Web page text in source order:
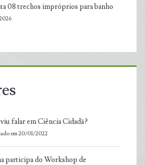
08 trechos impróprios para banho
falar em Ciência Cidadã?
em 20/01/2022
participa do Workshop de